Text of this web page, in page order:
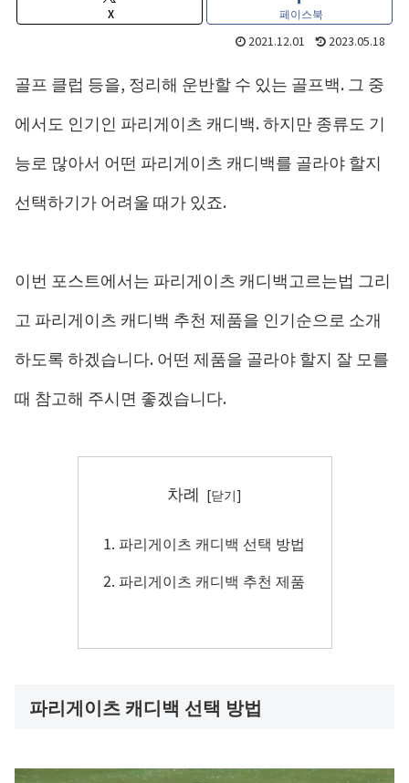
X 페이스북
2021.12.01 2023.05.18
골프 클럽 등을, 정리해 운반할 수 있는 골프백. 그 중
에서도 인기인 파리게이츠 캐디백. 하지만 종류도 기
능로 많아서 어떤 파리게이츠 캐디백를 골라야 할지
선택하기가 어려울 때가 있죠.
이번 포스트에서는 파리게이츠 캐디백고르는법 그리
고 파리게이츠 캐디백 추천 제품을 인기순으로 소개
하도록 하겠습니다. 어떤 제품을 골라야 할지 잘 모를
때 참고해 주시면 좋겠습니다.
차례
파리게이츠 캐디백 선택 방법
파리게이츠 캐디백 추천 제품
파리게이츠 캐디백 선택 방법